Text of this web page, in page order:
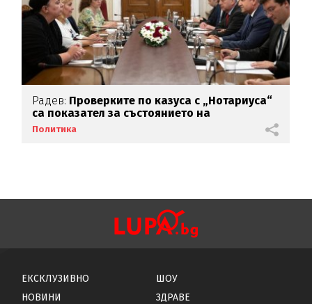
Радев: Проверките по казуса с „Нотариуса“
са показател за състоянието на
правосъдната ни система
Политика
ЕКСКЛУЗИВНО
НОВИНИ
ШОУ
ЗДРАВЕ